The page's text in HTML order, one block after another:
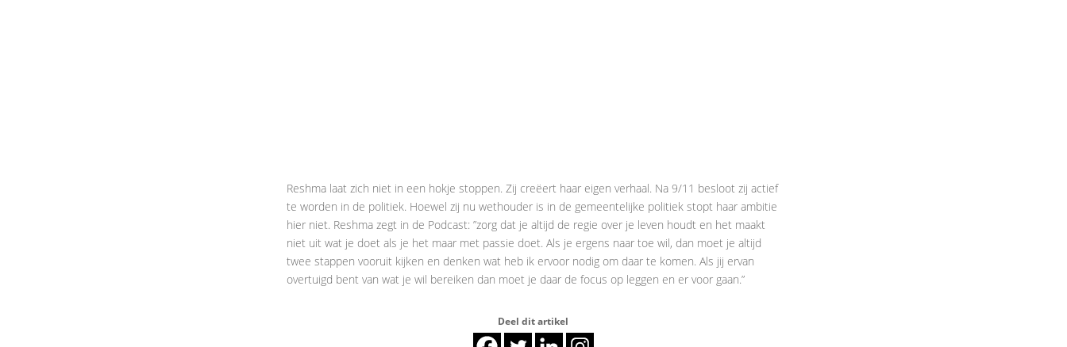
Reshma laat zich niet in een hokje stoppen. Zij creëert haar eigen verhaal. Na 9/11 besloot zij actief
te worden in de politiek. Hoewel zij nu wethouder is in de gemeentelijke politiek stopt haar ambitie
hier niet. Reshma zegt in de Podcast: ”zorg dat je altijd de regie over je leven houdt en het maakt
niet uit wat je doet als je het maar met passie doet. Als je ergens naar toe wil, dan moet je altijd
twee stappen vooruit kijken en denken wat heb ik ervoor nodig om daar te komen. Als jij ervan
overtuigd bent van wat je wil bereiken dan moet je daar de focus op leggen en er voor gaan.”
Deel dit artikel